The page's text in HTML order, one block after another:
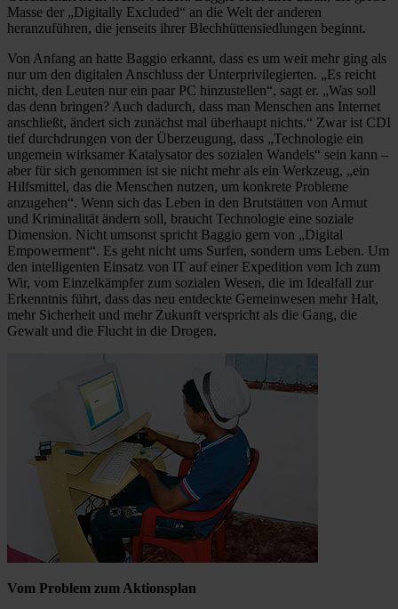
Masse der „Digitally Excluded“ an die Welt der anderen
heranzuführen, die jenseits ihrer Blechhüttensiedlungen beginnt.
Von Anfang an hatte Baggio erkannt, dass es um weit mehr ging als
nur um den digitalen Anschluss der Unterprivilegierten. „Es reicht
nicht, den Leuten nur ein paar PC hinzustellen“, sagt er. „Was soll
das denn bringen? Auch dadurch, dass man Menschen ans Internet
anschließt, ändert sich zunächst mal überhaupt nichts.“ Zwar ist CDI
tief durchdrungen von der Überzeugung, dass „Technologie ein
ungemein wirksamer Katalysator des sozialen Wandels“ sein kann –
aber für sich genommen ist sie nicht mehr als ein Werkzeug, „ein
Hilfsmittel, das die Menschen nutzen, um konkrete Probleme
anzugehen“. Wenn sich das Leben in den Brutstätten von Armut
und Kriminalität ändern soll, braucht Technologie eine soziale
Dimension. Nicht umsonst spricht Baggio gern von „Digital
Empowerment“. Es geht nicht ums Surfen, sondern ums Leben. Um
den intelligenten Einsatz von IT auf einer Expedition vom Ich zum
Wir, vom Einzelkämpfer zum sozialen Wesen, die im Idealfall zur
Erkenntnis führt, dass das neu entdeckte Gemeinwesen mehr Halt,
mehr Sicherheit und mehr Zukunft verspricht als die Gang, die
Gewalt und die Flucht in die Drogen.
Vom Problem zum Aktionsplan